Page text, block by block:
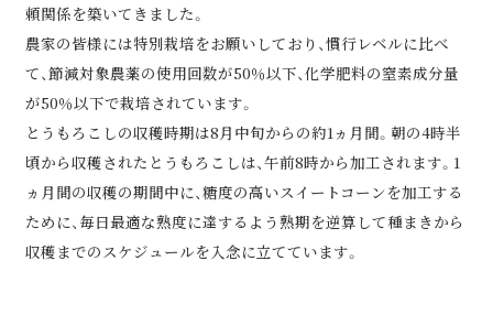
頼関係を築いてきました。
農家の皆様には特別栽培をお願いしており、慣行レベルに比べ
て、節減対象農薬の使用回数が50％以下、化学肥料の窒素成分量
が50％以下で栽培されています。
とうもろこしの収穫時期は8月中旬からの約1ヵ月間。朝の4時半
頃から収穫されたとうもろこしは、午前8時から加工されます。1
ヵ月間の収穫の期間中に、糖度の高いスイートコーンを加工する
ために、毎日最適な熟度に達するよう熟期を逆算して種まきから
収穫までのスケジュールを入念に立てています。